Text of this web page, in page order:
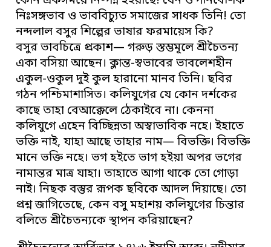
নিঃসঙ্গভাব ও ভাববিচ্যুত সমাজের সাধক তিনি! তো
নন্দলাল বসুর শিল্পের ভাষার ফরমায়েস কি?
বসুর ভাবচিত্রে প্রকাশ— গরুড় স্তম্ভমূলে শ্রীচৈতন্য
একা বসিয়া আছেন। ক্লান্ত-স্বভাবের ভাবলেশহীন
একুল-ওকুল দুই কুল হারানো মানব তিনি। ছবির
গঠন পশ্চিমাশাসিত। কলিযুগের যে কোন দর্শকের
কাছে তাহা বেআক্কেলে ঠেকাইবে না। কেননা
কলিযুগে এহেন বিচ্ছিন্নতা অস্বাভাবিক নহে। ইহাতে
ভক্তি নাই, যাহা আছে তাহার নাম— বিভক্তি। বিভক্তি
মানে ভক্তি নহে। ভগ হইতে ভাগ হইয়া অপর ভগের
নামান্তর মাত্র যাহা। তাহাতে আগা থাকে তো গোড়া
নাই। নিছক বস্তুর রূপক ছবিকে আদল দিয়াছে। তো
প্রশ্ন জাগিতেছে, কেন বসু মহাশয় কলিযুগের চিন্তার
বলিতে শ্রীচৈতন্যকে স্থাপন করিয়াছেন?